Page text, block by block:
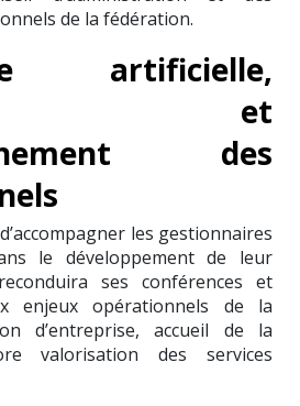
de la fédération.
artificielle,
et
des
les gestionnaires
le développement de leur
ses conférences et
enjeux opérationnels de la
d’entreprise, accueil de la
valorisation des services